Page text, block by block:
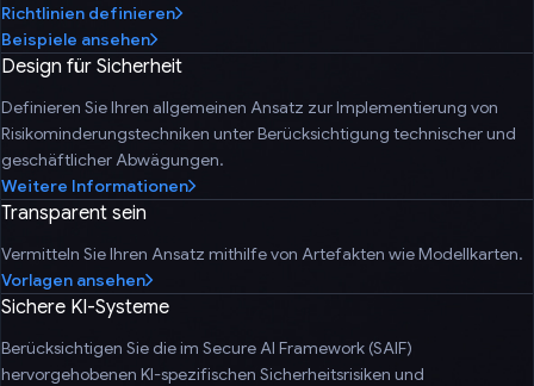
Richtlinien definieren
Beispiele ansehen
Design für Sicherheit
Definieren Sie Ihren allgemeinen Ansatz zur Implementierung von
Risikominderungstechniken unter Berücksichtigung technischer und
geschäftlicher Abwägungen.
Weitere Informationen
Transparent sein
Vermitteln Sie Ihren Ansatz mithilfe von Artefakten wie Modellkarten.
Vorlagen ansehen
Sichere KI-Systeme
Berücksichtigen Sie die im Secure AI Framework (SAIF)
hervorgehobenen KI-spezifischen Sicherheitsrisiken und